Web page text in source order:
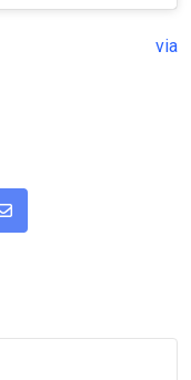
via
Share